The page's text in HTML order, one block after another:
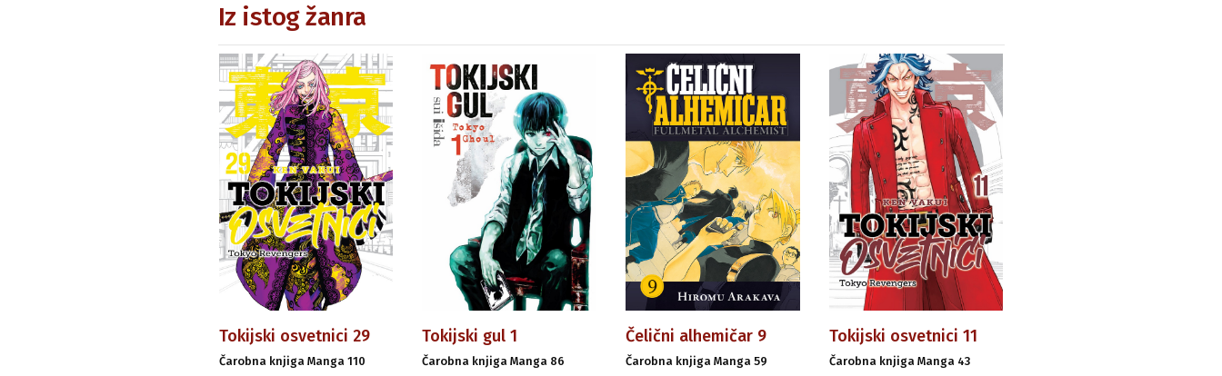
Iz istog žanra
Tokijski osvetnici 29
Čarobna knjiga Manga 110
Tokijski gul 1
Čarobna knjiga Manga 86
Čelični alhemičar 9
Čarobna knjiga Manga 59
Tokijski osvetnici 11
Čarobna knjiga Manga 43